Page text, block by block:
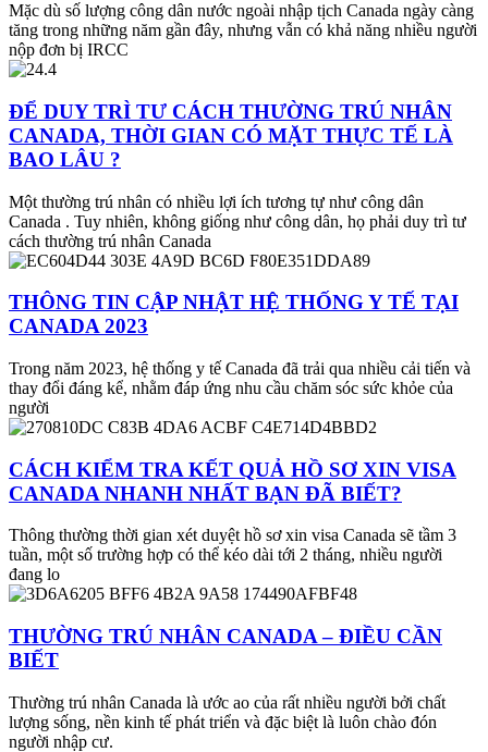
Mặc dù số lượng công dân nước ngoài nhập tịch Canada ngày càng
tăng trong những năm gần đây, nhưng vẫn có khả năng nhiều người
nộp đơn bị IRCC
ĐỂ DUY TRÌ TƯ CÁCH THƯỜNG TRÚ NHÂN
CANADA, THỜI GIAN CÓ MẶT THỰC TẾ LÀ
BAO LÂU ?
Một thường trú nhân có nhiều lợi ích tương tự như công dân
Canada . Tuy nhiên, không giống như công dân, họ phải duy trì tư
cách thường trú nhân Canada
THÔNG TIN CẬP NHẬT HỆ THỐNG Y TẾ TẠI
CANADA 2023
Trong năm 2023, hệ thống y tế Canada đã trải qua nhiều cải tiến và
thay đổi đáng kể, nhằm đáp ứng nhu cầu chăm sóc sức khỏe của
người
CÁCH KIỂM TRA KẾT QUẢ HỒ SƠ XIN VISA
CANADA NHANH NHẤT BẠN ĐÃ BIẾT?
Thông thường thời gian xét duyệt hồ sơ xin visa Canada sẽ tầm 3
tuần, một số trường hợp có thể kéo dài tới 2 tháng, nhiều người
đang lo
THƯỜNG TRÚ NHÂN CANADA – ĐIỀU CẦN
BIẾT
Thường trú nhân Canada là ước ao của rất nhiều người bởi chất
lượng sống, nền kinh tế phát triển và đặc biệt là luôn chào đón
người nhập cư.